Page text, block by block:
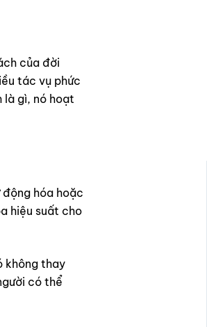
của đời
tác vụ phức
là gì, nó hoạt
hóa hoặc
hiệu suất cho
không thay
có thể